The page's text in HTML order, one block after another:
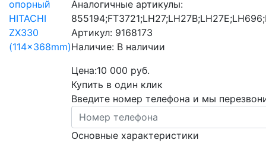
Аналогичные артикулы:
Артикул: 9168173
Наличие: В наличии
Цена:10 000 руб.
Купить в один клик
Введите номер телефона и мы
Основные характеристики